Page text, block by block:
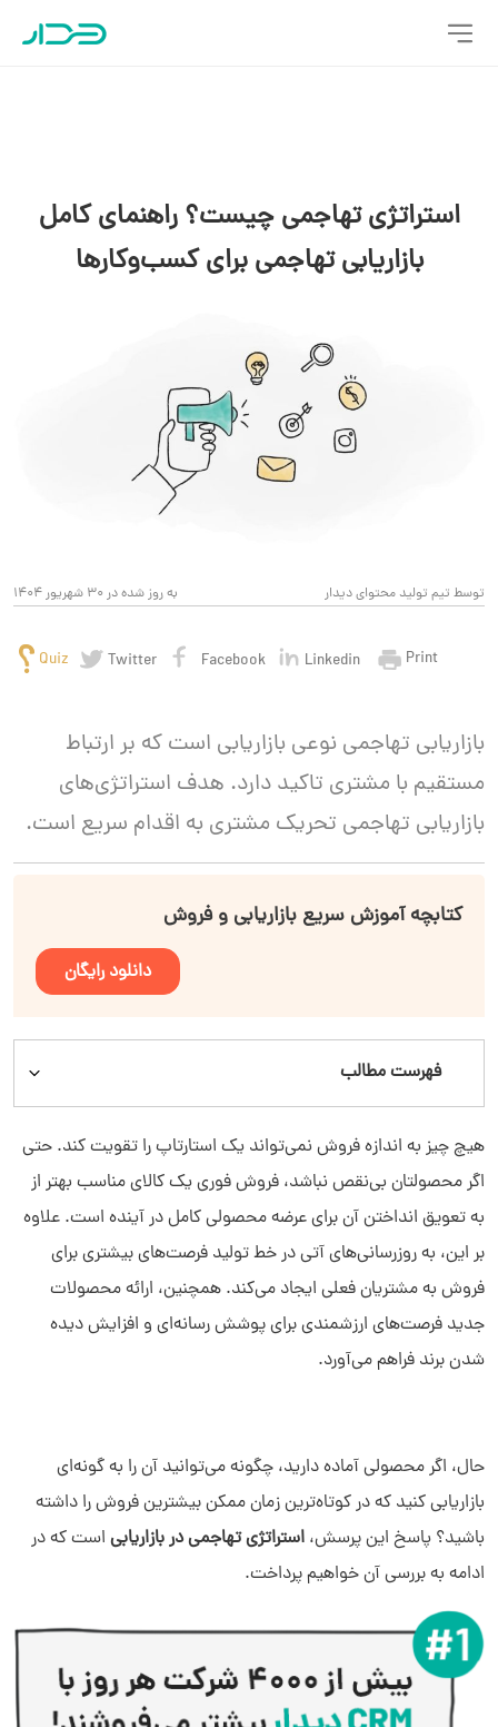
استراتژی تهاجمی چیست؟ راهنمای کامل
بازاریابی تهاجمی برای کسب‌وکارها
به روز شده در 30 شهریور 1404 توسط تیم تولید محتوای دیدار
Quiz Twitter Facebook Linkedin Print
بازاریابی تهاجمی نوعی بازاریابی است که بر ارتباط
مستقیم با مشتری تاکید دارد. هدف استراتژی‌های
بازاریابی تهاجمی تحریک مشتری به اقدام سریع است.
کتابچه آموزش سریع بازاریابی و فروش
دانلود رایگان
فهرست مطالب
بهترین روش‌های بازاریابی تهاجمی
نمونه‌هایی از استراتژی تهاجمی
انواع استراتژی‌ تهاجمی برای افزایش فروش
هیچ ‌چیز به اندازه فروش نمی‌تواند یک استارتاپ را تقویت کند. حتی
اگر محصولتان بی‌نقص نباشد، فروش فوری یک کالای مناسب بهتر از
به تعویق انداختن آن برای عرضه محصولی کامل در آینده است. علاوه
بر این، به‌ روزرسانی‌های آتی در خط تولید فرصت‌های بیشتری برای
فروش به مشتریان فعلی ایجاد می‌کند. همچنین، ارائه محصولات
جدید فرصت‌های ارزشمندی برای پوشش رسانه‌ای و افزایش دیده‌
شدن برند فراهم می‌آورد.
حال، اگر محصولی آماده دارید، چگونه می‌توانید آن را به ‌گونه‌ای
بازاریابی کنید که در کوتاه‌ترین زمان ممکن بیشترین فروش را داشته
باشید؟ پاسخ این پرسش، استراتژی تهاجمی در بازاریابی است که در
ادامه به بررسی آن خواهیم پرداخت.